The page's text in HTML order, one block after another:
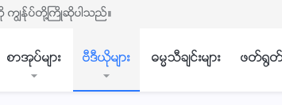
ြၽန္ုပ္တို႔ႀကိဳဆိုပါသည္။
စာအုပ္မ်ား ဗီဒီယိုမ်ား ဓမၼသီခ်င္းမ်ား ဖတ္႐ြတ္